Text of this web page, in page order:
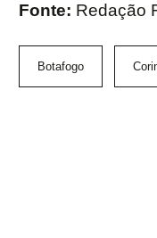
Fonte: Redação
Botafogo